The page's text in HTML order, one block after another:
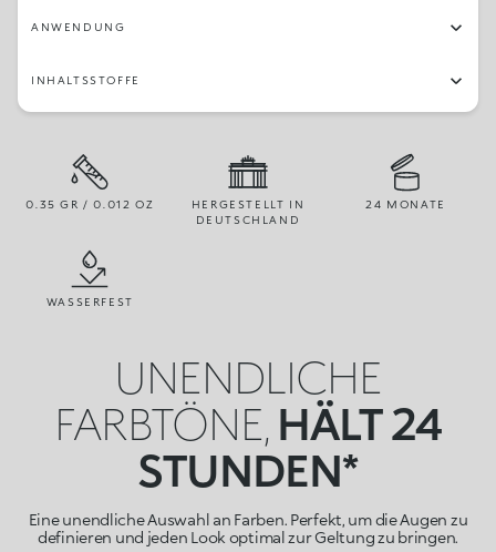
ANWENDUNG
INHALTSSTOFFE
0.35 GR / 0.012 OZ
HERGESTELLT IN
DEUTSCHLAND
24 MONATE
WASSERFEST
UNENDLICHE
FARBTÖNE, HÄLT 24
STUNDEN*
Eine unendliche Auswahl an Farben. Perfekt, um die Augen zu
definieren und jeden Look optimal zur Geltung zu bringen.